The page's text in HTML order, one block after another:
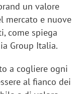
un valore
mercato e nuove
come spiega
Group Italia.
a cogliere ogni
al fianco dei